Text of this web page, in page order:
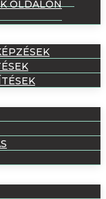
OLDALON